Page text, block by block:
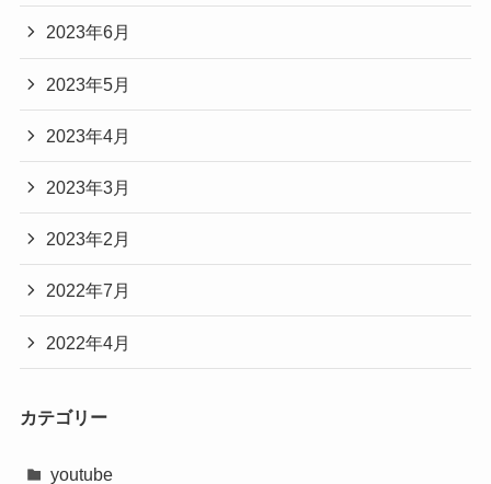
2023年6月
2023年5月
2023年4月
2023年3月
2023年2月
2022年7月
2022年4月
カテゴリー
youtube